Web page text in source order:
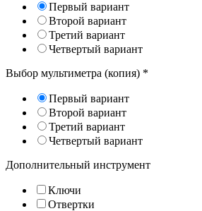
Первый вариант
Второй вариант
Третий вариант
Четвертый вариант
Выбор мультиметра (копия) *
Первый вариант
Второй вариант
Третий вариант
Четвертый вариант
Дополнительный инструмент
Ключи
Отвертки